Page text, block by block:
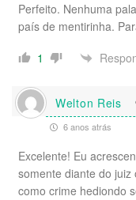
Perfeito. Nenhuma
país de mentirinha.
1
Welton Reis
6 anos atrás
Excelente! Eu
somente diante do
como crime hediondo